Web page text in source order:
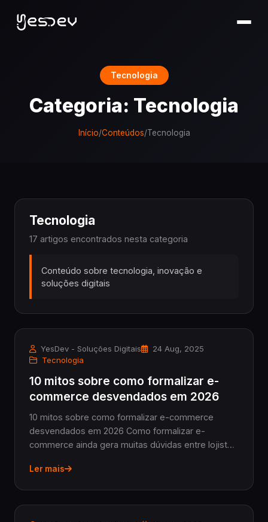
Tecnologia
Categoria: Tecnologia
Início/Conteúdos/Tecnologia
Tecnologia
17 artigos encontrados nesta categoria
Conteúdo sobre tecnologia, inovação e
soluções digitais
YesDev - Soluções Digitais
24 Aug, 2025
Tecnologia
10 mitos sobre como formalizar e-
commerce desvendados em 2026
10 mitos sobre como formalizar e-commerce
desvendados em 2026 Como formalizar e-
commerce ainda gera muitas dúvidas entre lojistas
segurança e sucesso. Mas no meio dessa
Ler mais